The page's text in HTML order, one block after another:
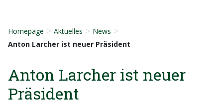
Homepage > Aktuelles > News >
Anton Larcher ist neuer Präsident
Anton Larcher ist neuer
Präsident